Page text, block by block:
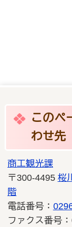
このペ
わせ先
商工観光課
〒300-4495 桜
階
電話番号：
ファクス番号